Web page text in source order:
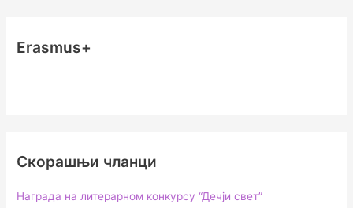
Erasmus+
Скорашњи чланци
Награда на литерарном конкурсу “Дечји свет”